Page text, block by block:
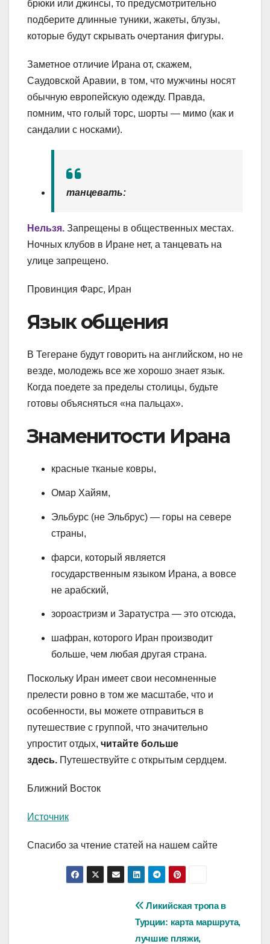
брюки или джинсы, то предусмотрительно
подберите длинные туники, жакеты, блузы,
которые будут скрывать очертания фигуры.
Заметное отличие Ирана от, скажем,
Саудовской Аравии, в том, что мужчины носят
обычную европейскую одежду. Правда,
помним, что голый торс, шорты — мимо (как и
сандалии с носками).
танцевать:
Нельзя. Запрещены в общественных местах.
Ночных клубов в Иране нет, а танцевать на
улице запрещено.
Провинция Фарс, Иран
Язык общения
В Тегеране будут говорить на английском, но не
везде, молодежь все же хорошо знает язык.
Когда поедете за пределы столицы, будьте
готовы объясняться «на пальцах».
Знаменитости Ирана
красные тканые ковры,
Омар Хайям,
Эльбурс (не Эльбрус) — горы на севере
страны,
фарси, который является
государственным языком Ирана, а вовсе
не арабский,
зороастризм и Заратустра — это отсюда,
шафран, которого Иран производит
больше, чем любая другая страна.
Поскольку Иран имеет свои несомненные
прелести ровно в том же масштабе, что и
особенности, вы можете отправиться в
путешествие с группой, что значительно
упростит отдых, читайте больше
здесь. Путешествуйте с открытым сердцем.
Ближний Восток
Источник
Спасибо за чтение статей на нашем сайте
Ликийская тропа в
Турции: карта маршрута,
лучшие пляжи,